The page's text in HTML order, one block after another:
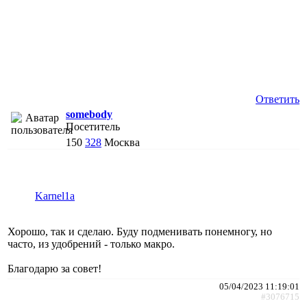
Ответить
somebody
Посетитель
150 328 Москва
Karnel1a
Хорошо, так и сделаю. Буду подменивать понемногу, но
часто, из удобрений - только макро.
Благодарю за совет!
05/04/2023 11:19:01
#3076715